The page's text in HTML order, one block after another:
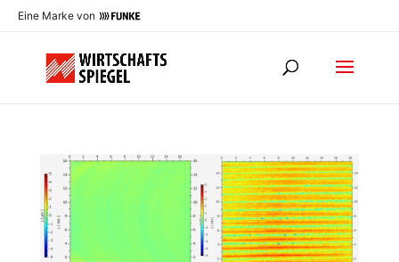
Eine Marke von